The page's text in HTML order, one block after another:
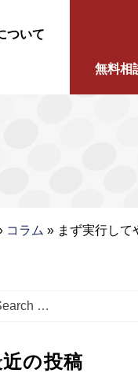
ついて
無料相
コラム » まず実行して
for:
の投稿